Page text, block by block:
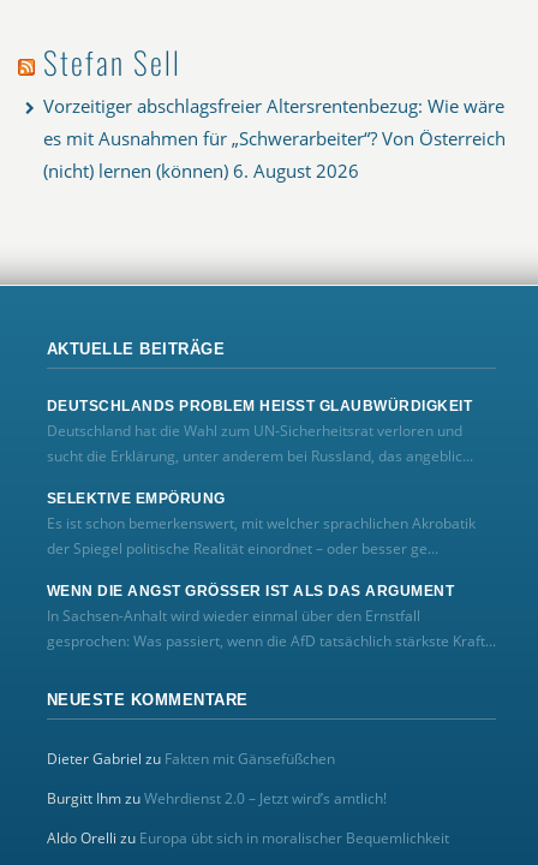
Stefan Sell
Vorzeitiger abschlagsfreier Altersrentenbezug: Wie wäre
es mit Ausnahmen für „Schwerarbeiter“? Von Österreich
(nicht) lernen (können) 6. August 2026
AKTUELLE BEITRÄGE
DEUTSCHLANDS PROBLEM HEISST GLAUBWÜRDIGKEIT
Deutschland hat die Wahl zum UN‑Sicherheitsrat verloren und
sucht die Erklärung, unter anderem bei Russland, das angeblic...
SELEKTIVE EMPÖRUNG
Es ist schon bemerkenswert, mit welcher sprachlichen Akrobatik
der Spiegel politische Realität einordnet – oder besser ge...
WENN DIE ANGST GRÖSSER IST ALS DAS ARGUMENT
In Sachsen-Anhalt wird wieder einmal über den Ernstfall
gesprochen: Was passiert, wenn die AfD tatsächlich stärkste Kraft...
NEUESTE KOMMENTARE
Dieter Gabriel zu Fakten mit Gänsefüßchen
Burgitt IhmzuWehrdienst 2.0 – Jetzt wird’s amtlich!
Aldo Orelli zu Europa übt sich in moralischer Bequemlichkeit